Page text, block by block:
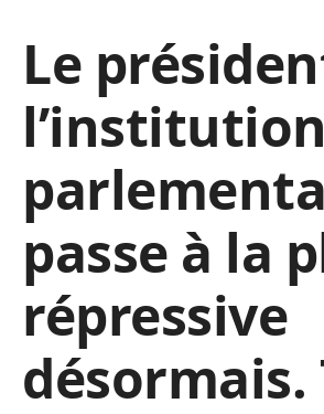
Le
l’institution
passe à la
répressive
désormais.